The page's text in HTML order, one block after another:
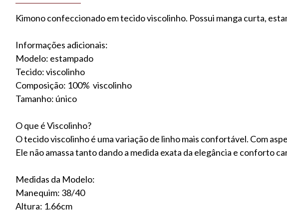
Kimono confeccionado em tecido viscolinho. Possui manga curta,
Informações adicionais:
Modelo: estampado
Tecido: viscolinho
Composição: 100% viscolinho
Tamanho: único
O que é Viscolinho?
O tecido viscolinho é uma variação de linho mais confortável. Com
Ele não amassa tanto dando a medida exata da elegância e conforto
Medidas da Modelo:
Manequim: 38/40
Altura: 1.66cm